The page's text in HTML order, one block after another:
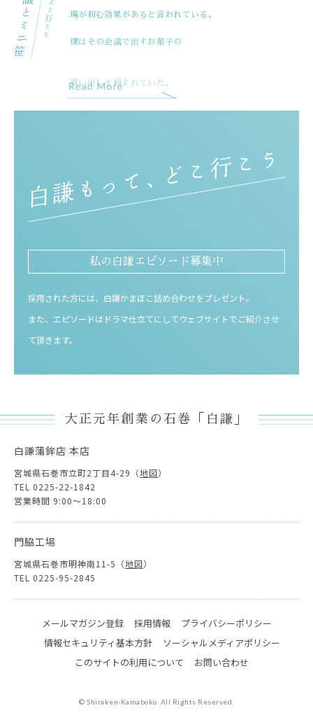
場が和む効果があると言われている。
私の白謙エピソード募集中
採用された方には、白謙かまぼこ詰め合わせをプレゼント。
また、エピソードはドラマ仕立てにしてウェブサイトでご紹介させ
て頂きます。
大正元年創業の石巻「白謙」
白謙蒲鉾店 本店
宮城県石巻市立町2丁目4-29（地図）
TEL 0225-22-1842
営業時間 9:00～18:00
門脇工場
宮城県石巻市明神南11-5（地図）
TEL 0225-95-2845
メールマガジン登録 採用情報
プライバシーポリシー
情報セキュリティ基本方針
ソーシャルメディアポリシー
このサイトの利用について
お問い合わせ
© Shiraken-Kamaboko. All Rights Reserved.